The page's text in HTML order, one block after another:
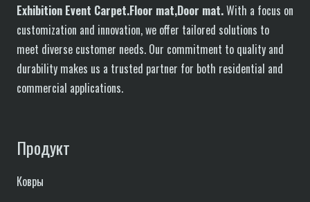
Exhibition Event Carpet.Floor mat,Door mat.With a focus on
customization and innovation, we offer tailored solutions to
meet diverse customer needs. Our commitment to quality and
durability makes us a trusted partner for both residential and
commercial applications.
Продукт
Ковры